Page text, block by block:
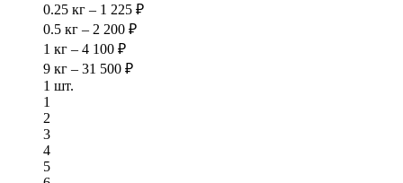
0.25 кг – 1 225 ₽
0.5 кг – 2 200 ₽
1 кг – 4 100 ₽
9 кг – 31 500 ₽
1 шт.
1
2
3
4
5